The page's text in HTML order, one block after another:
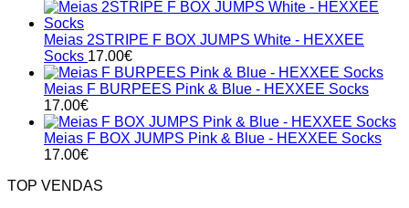
Meias 2STRIPE F BOX JUMPS White - HEXXEE
Socks 17.00€
Meias F BURPEES Pink & Blue - HEXXEE Socks
17.00€
Meias F BOX JUMPS Pink & Blue - HEXXEE Socks
17.00€
TOP VENDAS